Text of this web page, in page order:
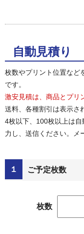
自動見積り
枚数やプリント位置な
です。
激安見積は、商品とプリ
送料、各種割引は表示さ
4枚以下、100枚以上は
力し、送信ください。メ
１ ご予定枚数
枚数